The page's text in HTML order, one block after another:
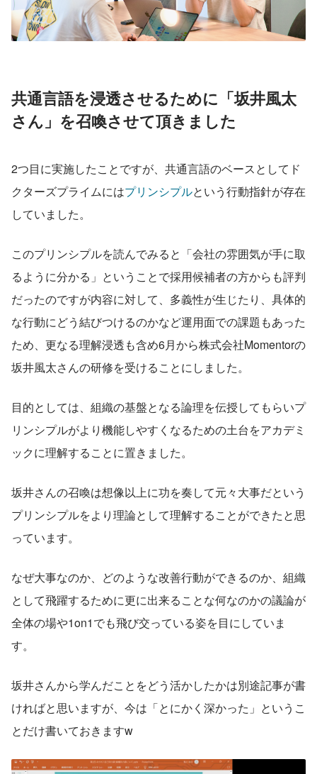
共通言語を浸透させるために「坂井風太
さん」を召喚させて頂きました
2つ目に実施したことですが、共通言語のベースとしてド
クターズプライムにはプリンシプルという行動指針が存在
していました。
このプリンシプルを読んでみると「会社の雰囲気が手に取
るように分かる」ということで採用候補者の方からも評判
だったのですが内容に対して、多義性が生じたり、具体的
な行動にどう結びつけるのかなど運用面での課題もあった
ため、更なる理解浸透も含め6月から株式会社Momentorの
坂井風太さんの研修を受けることにしました。
目的としては、組織の基盤となる論理を伝授してもらいプ
リンシプルがより機能しやすくなるための土台をアカデミ
ックに理解することに置きました。
坂井さんの召喚は想像以上に功を奏して元々大事だという
プリンシプルをより理論として理解することができたと思
っています。
なぜ大事なのか、どのような改善行動ができるのか、組織
として飛躍するために更に出来ることな何なのかの議論が
全体の場や1on1でも飛び交っている姿を目にしていま
す。
坂井さんから学んだことをどう活かしたかは別途記事が書
ければと思いますが、今は「とにかく深かった」というこ
とだけ書いておきますw